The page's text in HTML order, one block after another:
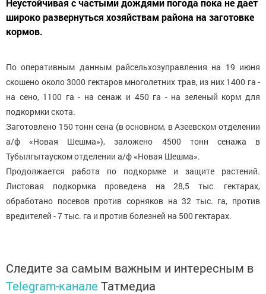
Неустойчивая с частыми дождями погода пока не дает
широко развернуться хозяйствам района на заготовке
кормов.
По оперативным данным райсельхозуправления на 19 июня
скошено около 3000 гектаров многолетних трав, из них 1400 га -
на сено, 1100 га - на сенаж и 450 га - на зеленый корм для
подкормки скота.
Заготовлено 150 тонн сена (в основном, в Азеевском отделении
а/ф «Новая Шешма»), заложено 4500 тонн сенажа в
Тубылгытауском отделении а/ф «Новая Шешма».
Продолжается работа по подкормке и защите растений.
Листовая подкормка проведена на 28,5 тыс. гектарах,
обработано посевов против сорняков на 32 тыс. га, против
вредителей - 7 тыс. га и против болезней на 500 гектарах.
Следите за самым важным и интересным в
Telegram-канале Татмедиа